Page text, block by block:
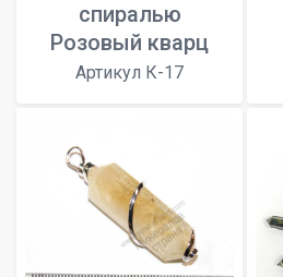
спиралью
Розовый кварц
Артикул К-17